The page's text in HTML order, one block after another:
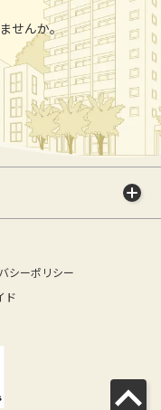
せんか。
シーポリシー
ド